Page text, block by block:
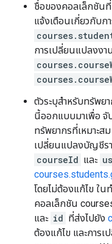
ชื่อของคอลเล็กชัน
แจ้งเตือนเกี่ยวกับก
การเปลี่ยนแปลงงา
ตัวระบุสำหรับทรัพ
นี้ออกแบบมาเพื่อ จั
ทรัพยากรที่เหมาะส
เปลี่ยนแปลงบัญชีร
courseId และ
โดยไม่ต้องแก้ไข ใ
คอลเล็กชัน
และ id ที่ส่งไปยัง
ต้องแก้ไข และการ